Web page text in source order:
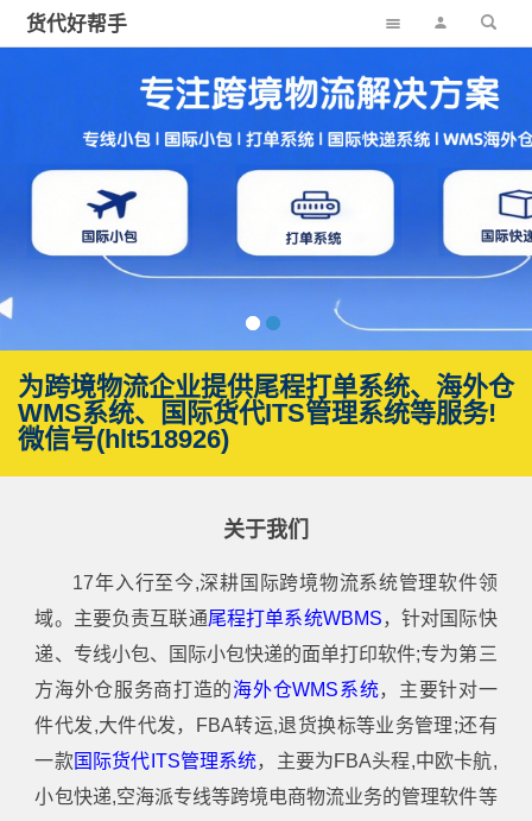
货代好帮手
为跨境物流企业提供尾程打单系统、海外仓
WMS系统、国际货代ITS管理系统等服务!
微信号(hlt518926)
关于我们
17年入行至今,深耕国际跨境物流系统管理软件领
域。主要负责互联通尾程打单系统WBMS，针对国际快
递、专线小包、国际小包快递的面单打印软件;专为第三
方海外仓服务商打造的海外仓WMS系统，主要针对一
件代发,大件代发，FBA转运,退货换标等业务管理;还有
一款 国际货代ITS管理系统，主要为FBA头程,中欧卡航,
小包快递,空海派专线等跨境电商物流业务的管理软件等